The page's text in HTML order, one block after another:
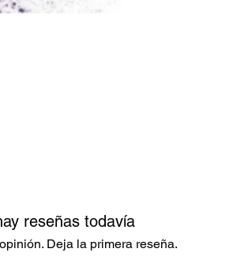
reseñas todavía
Deja la primera reseña.